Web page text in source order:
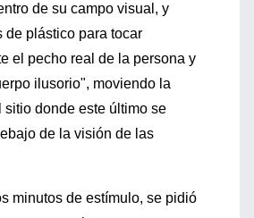
de su campo visual, y
de plástico para tocar
el pecho real de la persona y
ilusorio", moviendo la
sitio donde este último se
de la visión de las
minutos de estímulo, se pidió